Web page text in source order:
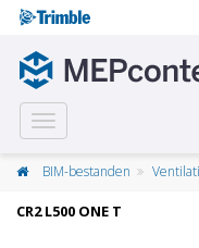
Toggle
navigation
BIM-bestanden
CR2 L500 ONE T